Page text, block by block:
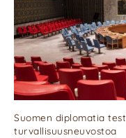
Suomen diplomatia
turvallisuusneuvostoa